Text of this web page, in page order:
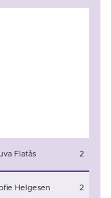
Flatås 2
Helgesen 2